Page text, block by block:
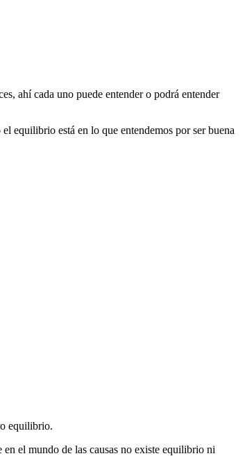
ahí cada uno puede entender o podrá entender
equilibrio está en lo que entendemos por ser buena
equilibrio.
el mundo de las causas no existe equilibrio ni